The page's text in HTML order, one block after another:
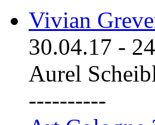
Vivian
30.04.17 -
Aurel
----------